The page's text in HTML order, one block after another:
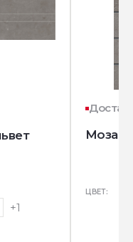
+1
ЦВЕТ: